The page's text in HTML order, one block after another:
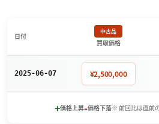
日付
中古品
買取価格
2025-06-07 ¥2,500,000
+価格上昇-価格下落※ 前回比は直前